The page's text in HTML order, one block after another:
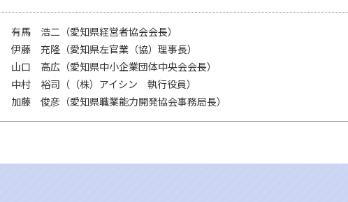
有馬 浩二（愛知県経営者協会会長）
伊藤 充隆（愛知県左官業（協）理事長）
山口 高広（愛知県中小企業団体中央会会長）
中村 裕司（（株）アイシン 執行役員）
加藤 俊彦（愛知県職業能力開発協会事務局長）